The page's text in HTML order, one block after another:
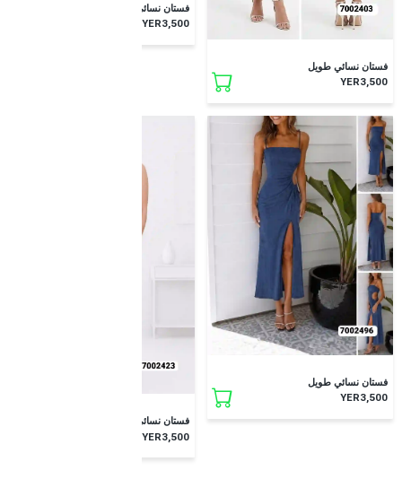
فستان نسائي طويل
YER3,500
فستان نسائي طويل
YER3,500
فستان نسائي طويل
YER3,500
فستان نسائي طويل
YER3,500